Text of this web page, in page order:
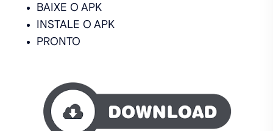
BAIXE O APK
INSTALE O APK
PRONTO